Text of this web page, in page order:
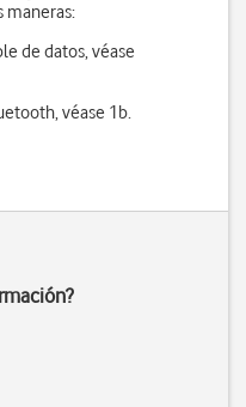
maneras:
de datos, véase
véase 1b.